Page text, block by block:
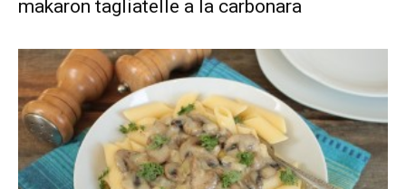
makaron tagliatelle a la carbonara